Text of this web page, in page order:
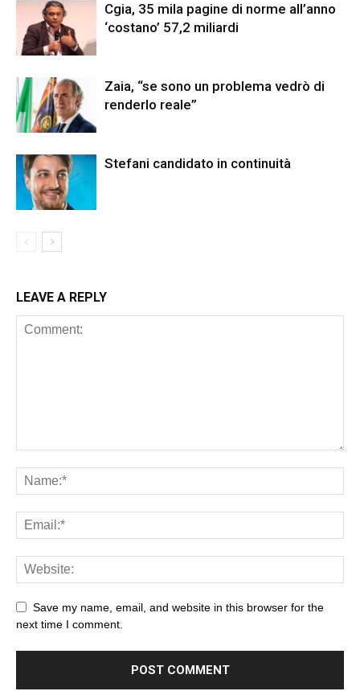
Cgia, 35 mila pagine di norme all’anno
‘costano’ 57,2 miliardi
Zaia, “se sono un problema vedrò di
renderlo reale”
Stefani candidato in continuità
LEAVE A REPLY
Save my name, email, and website in this browser for the
next time I comment.